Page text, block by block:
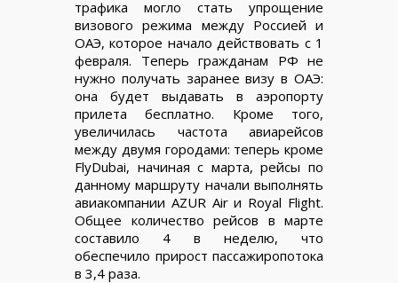
трафика могло стать упрощение
визового режима между Россией и
ОАЭ, которое начало действовать с 1
февраля. Теперь гражданам РФ не
нужно получать заранее визу в ОАЭ:
она будет выдавать в аэропорту
прилета бесплатно. Кроме того,
увеличилась частота авиарейсов
между двумя городами: теперь кроме
FlyDubai, начиная с марта, рейсы по
данному маршруту начали выполнять
авиакомпании AZUR Air и Royal Flight.
Общее количество рейсов в марте
составило 4 в неделю, что
обеспечило прирост пассажиропотока
в 3,4 раза.